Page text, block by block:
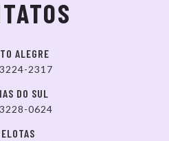
ALEGRE
2317
DO SUL
0624